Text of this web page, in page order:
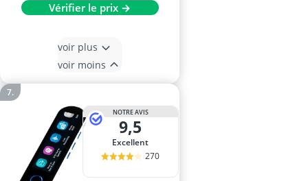
Vérifier le prix →
voir plus
voir moins
NOTRE AVIS
9,5
Excellent
270